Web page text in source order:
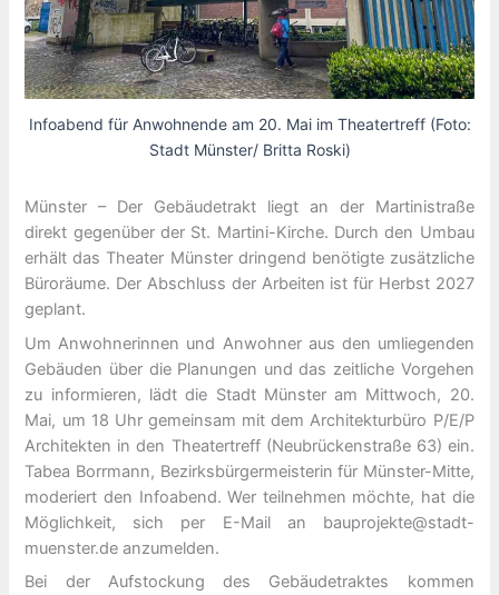
Infoabend für Anwohnende am 20. Mai im Theatertreff (Foto:
Stadt Münster/ Britta Roski)
Münster – Der Gebäudetrakt liegt an der Martinistraße
direkt gegenüber der St. Martini-Kirche. Durch den Umbau
erhält das Theater Münster dringend benötigte zusätzliche
Büroräume. Der Abschluss der Arbeiten ist für Herbst 2027
geplant.
Um Anwohnerinnen und Anwohner aus den umliegenden
Gebäuden über die Planungen und das zeitliche Vorgehen
zu informieren, lädt die Stadt Münster am Mittwoch, 20.
Mai, um 18 Uhr gemeinsam mit dem Architekturbüro P/E/P
Architekten in den Theatertreff (Neubrückenstraße 63) ein.
Tabea Borrmann, Bezirksbürgermeisterin für Münster-Mitte,
moderiert den Infoabend. Wer teilnehmen möchte, hat die
Möglichkeit, sich per E-Mail an bauprojekte@stadt-
muenster.de anzumelden.
Bei der Aufstockung des Gebäudetraktes kommen